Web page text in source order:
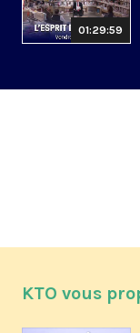
01:29:59
KTO vous